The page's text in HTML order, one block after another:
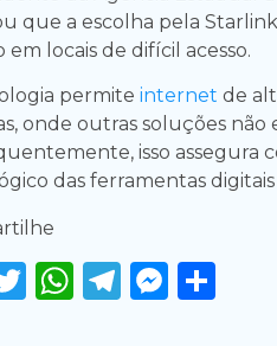
que a escolha pela
em locais de difícil acesso.
permite internet de
onde outras soluções não
isso assegura
das ferramentas digitais
Twitter
WhatsApp
Telegram